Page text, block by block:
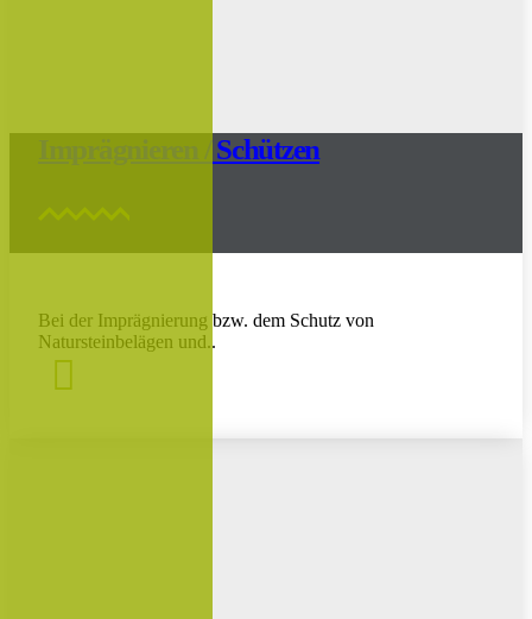
Imprägnieren / Schützen
Bei der Imprägnierung bzw. dem Schutz von
Natursteinbelägen und..